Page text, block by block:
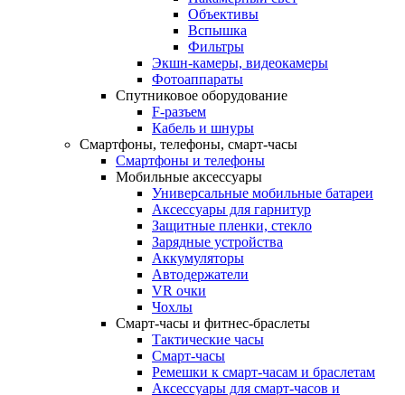
Объективы
Вспышка
Фильтры
Экшн-камеры, видеокамеры
Фотоаппараты
Спутниковое оборудование
F-разъем
Кабель и шнуры
Смартфоны, телефоны, смарт-часы
Смартфоны и телефоны
Мобильные аксессуары
Универсальные мобильные батареи
Аксессуары для гарнитур
Защитные пленки, стекло
Зарядные устройства
Аккумуляторы
Автодержатели
VR очки
Чохлы
Смарт-часы и фитнес-браслеты
Тактические часы
Смарт-часы
Ремешки к смарт-часам и браслетам
Аксессуары для смарт-часов и